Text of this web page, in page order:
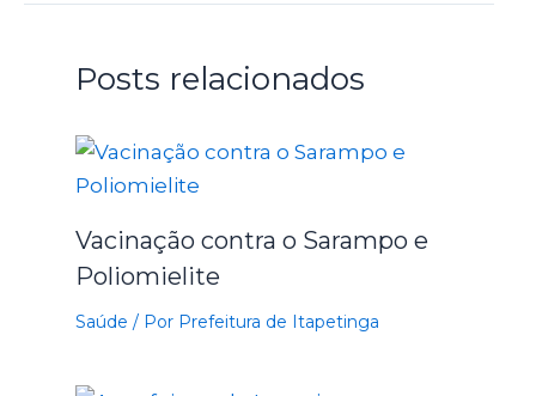
Posts relacionados
Vacinação contra o Sarampo e
Poliomielite
Saúde / Por Prefeitura de Itapetinga